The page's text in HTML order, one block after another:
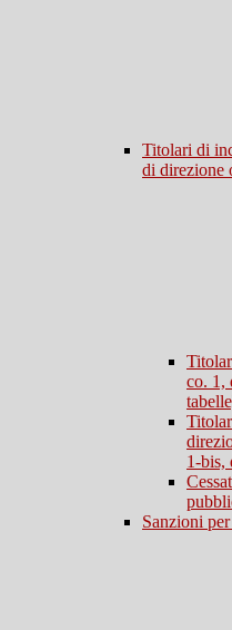
Titolari di
di direzione
co. 1,
1-bis,
Sanzioni